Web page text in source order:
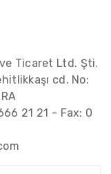
Ticaret Ltd. Şti.
cd. No:
21 21 - Fax: 0